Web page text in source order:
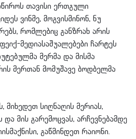
თავისი ერთგული
ვინმე, მოგვისმინონ, ნუ
რომლებიც განზრახ არის
მედიასაშუალებები ჩარტეს
მერმა და მისმა
მერთან მომუშავე ბოდბელმა
მიხედეთ სიღნაღის მერიას,
მის გარემოცვას, არჩევნებამდე
გაწმინდეთ რაიონი.